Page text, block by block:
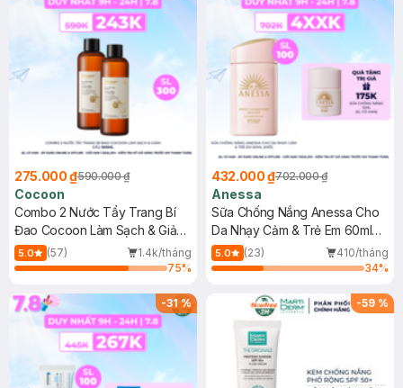
275.000 ₫590.000 ₫
Cocoon
Combo 2 Nước Tẩy Trang Bí
Đao Cocoon Làm Sạch & Giảm
Dầu 500ml
5.0 (57)
1.4k/tháng
75%
432.000 ₫702.000 ₫
Anessa
Sữa Chống Nắng Anessa Cho
Da Nhạy Cảm & Trẻ Em 60ml
(Mới)
5.0 (23)
410/tháng
34%
-31% -59 %